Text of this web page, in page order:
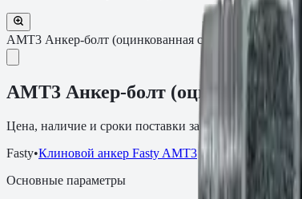
АМТ3 Анкер-болт (оцинкованная сталь) Артикул:
АМТ3 Анкер-болт (оцинкованная
Цена, наличие и сроки поставки зависят от
Fasty•Клиновой анкер Fasty AMT3
Основные параметры